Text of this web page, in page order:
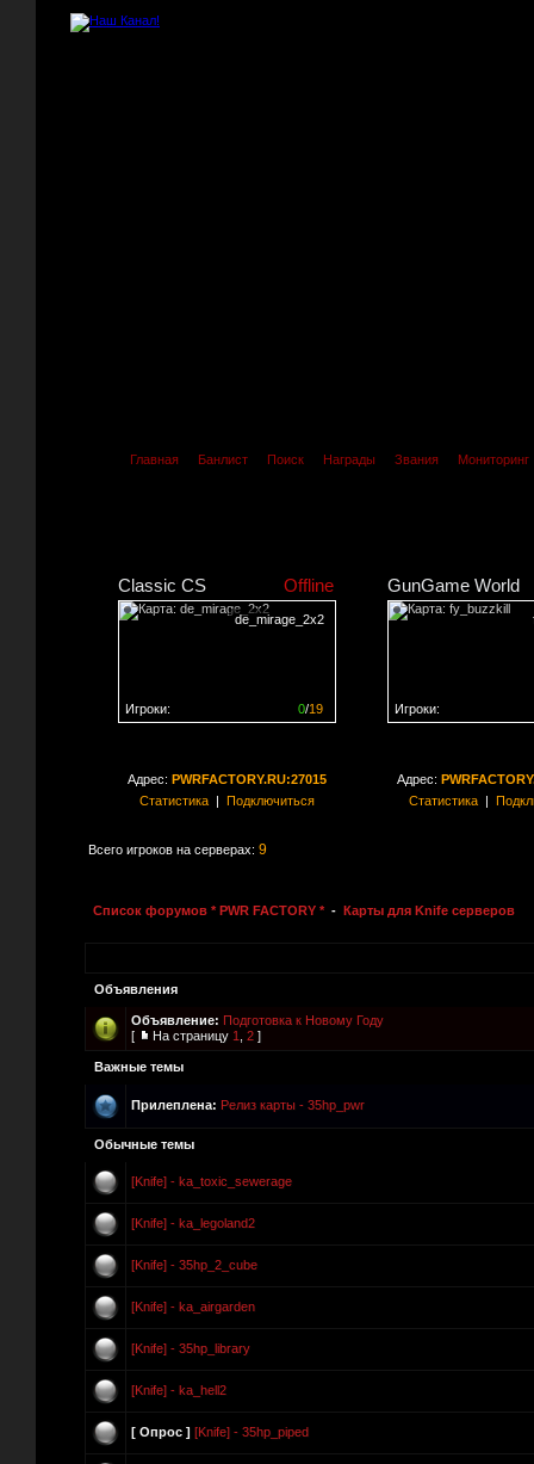
Главная Банлист Поиск Награды Звания Мониторинг
Classic CS Offline
de_mirage_2x2
0/19
Игроки:
GunGame World
Игроки:
Адрес: PWRFACTORY.RU:27015
Статистика| Подключиться
Адрес:
Статистика|
Всего игроков на серверах: 9
Список форумов * PWR FACTORY * - Карты для Knife серверов
Объявления
Объявление: Подготовка к Новому Году
[
На страницу 1 2 ]
Важные темы
Прилеплена: Релиз карты - 35hp_pwr
Обычные темы
[Knife] - ka_toxic_sewerage
[Knife] - ka_legoland2
[Knife] - 35hp_2_cube
[Knife] - ka_airgarden
[Knife] - 35hp_library
[Knife] - ka_hell2
[ Опрос ] [Knife] - 35hp_piped